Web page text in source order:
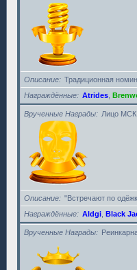
Описание
Традиционная
Награждённые
Atrides
Врученные Награды Лицо МСК
Описание
"Встречают по
Награждённые
Aldgi Black
Врученные Награды